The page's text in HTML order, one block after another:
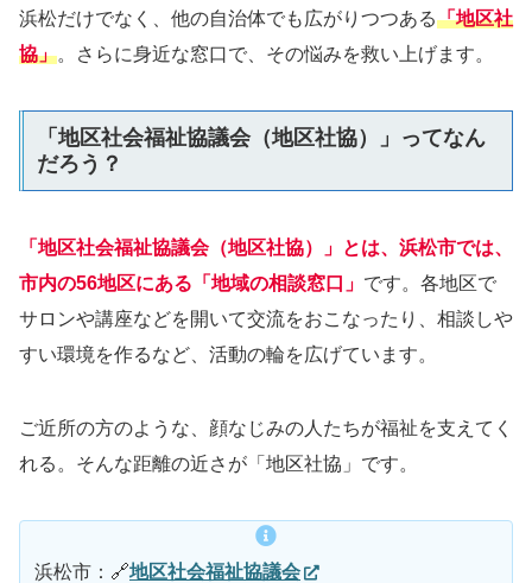
浜松だけでなく、他の自治体でも広がりつつある「地区社
協」。さらに身近な窓口で、その悩みを救い上げます。
「地区社会福祉協議会（地区社協）」ってなん
だろう？
「地区社会福祉協議会（地区社協）」とは、浜松市では、
市内の56地区にある「地域の相談窓口」 です。各地区で
サロンや講座などを開いて交流をおこなったり、相談しや
すい環境を作るなど、活動の輪を広げています。
ご近所の方のような、顔なじみの人たちが福祉を支えてく
れる。そんな距離の近さが「地区社協」です。
浜松市：🔗地区社会福祉協議会